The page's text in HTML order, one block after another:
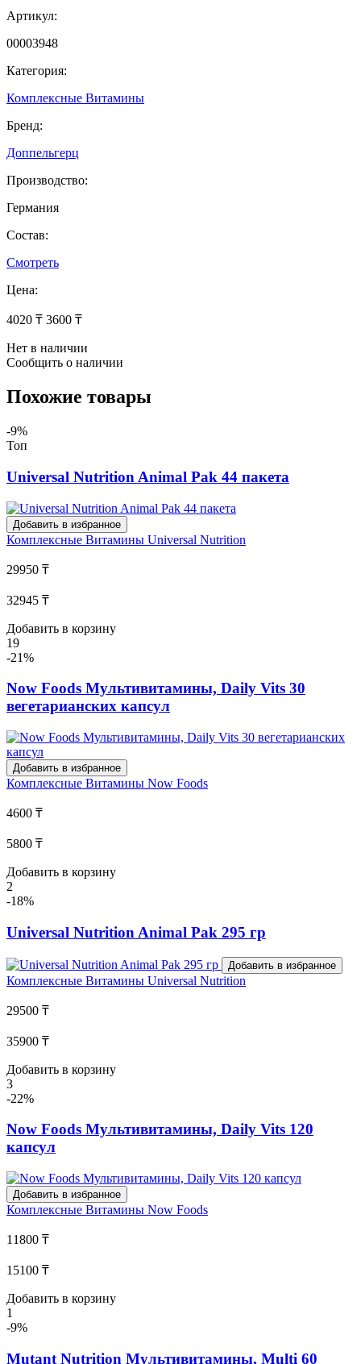
Артикул:
00003948
Категория:
Комплексные Витамины
Бренд:
Доппельгерц
Производство:
Германия
Состав:
Смотреть
Цена:
4020 ₸ 3600 ₸
Нет в наличии
Сообщить о наличии
Похожие товары
-9%
Топ
Universal Nutrition Animal Pak 44 пакета
Добавить в избранное
Комплексные Витамины Universal Nutrition
29950 ₸
32945 ₸
Добавить в корзину
19
-21%
Now Foods Мультивитамины, Daily Vits 30
вегетарианских капсул
Добавить в избранное
Комплексные Витамины Now Foods
4600 ₸
5800 ₸
Добавить в корзину
2
-18%
Universal Nutrition Animal Pak 295 гр
Добавить в избранное
Комплексные Витамины Universal Nutrition
29500 ₸
35900 ₸
Добавить в корзину
3
-22%
Now Foods Мультивитамины, Daily Vits 120
капсул
Добавить в избранное
Комплексные Витамины Now Foods
11800 ₸
15100 ₸
Добавить в корзину
1
-9%
Mutant Nutrition Мультивитамины, Multi 60